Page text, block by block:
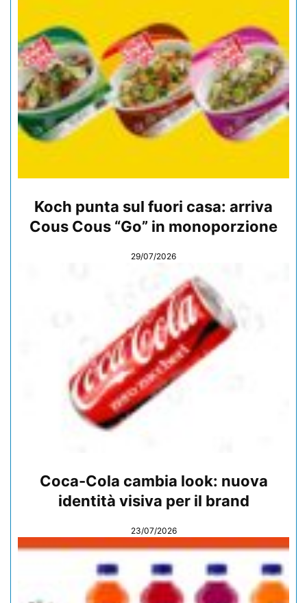
Koch punta sul fuori casa: arriva
Cous Cous “Go” in monoporzione
29/07/2026
Coca-Cola cambia look: nuova
identità visiva per il brand
23/07/2026